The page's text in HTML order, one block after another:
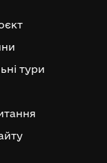
тури